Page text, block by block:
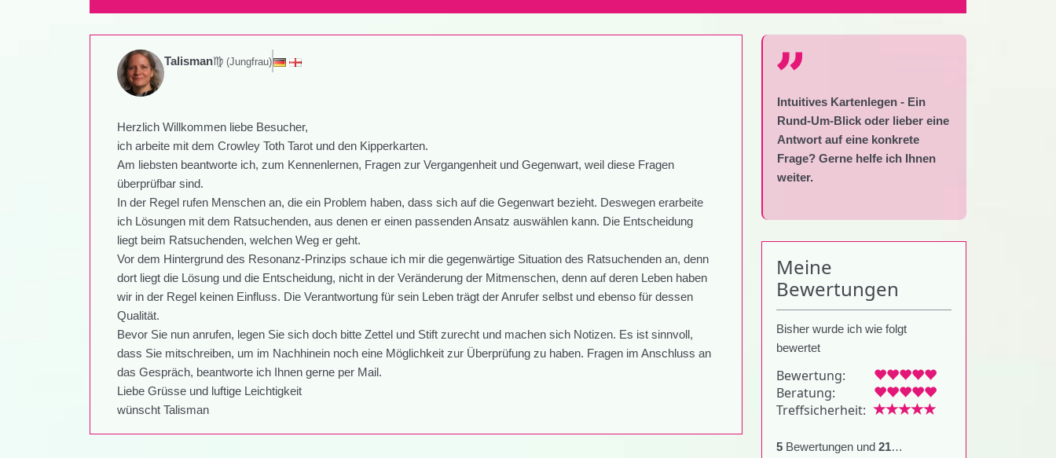
Talisman♍ (Jungfrau)
Herzlich Willkommen liebe Besucher,
ich arbeite mit dem Crowley Toth Tarot und den Kipperkarten.
Am liebsten beantworte ich, zum Kennenlernen, Fragen zur Vergangenheit und Gegenwart, weil diese Fragen
überprüfbar sind.
In der Regel rufen Menschen an, die ein Problem haben, dass sich auf die Gegenwart bezieht. Deswegen erarbeite
ich Lösungen mit dem Ratsuchenden, aus denen er einen passenden Ansatz auswählen kann. Die Entscheidung
liegt beim Ratsuchenden, welchen Weg er geht.
Vor dem Hintergrund des Resonanz-Prinzips schaue ich mir die gegenwärtige Situation des Ratsuchenden an, denn
dort liegt die Lösung und die Entscheidung, nicht in der Veränderung der Mitmenschen, denn auf deren Leben haben
wir in der Regel keinen Einfluss. Die Verantwortung für sein Leben trägt der Anrufer selbst und ebenso für dessen
Qualität.
Bevor Sie nun anrufen, legen Sie sich doch bitte Zettel und Stift zurecht und machen sich Notizen. Es ist sinnvoll,
dass Sie mitschreiben, um im Nachhinein noch eine Möglichkeit zur Überprüfung zu haben. Fragen im Anschluss an
das Gespräch, beantworte ich Ihnen gerne per Mail.
Liebe Grüsse und luftige Leichtigkeit
wünscht Talisman
Intuitives Kartenlegen - Ein
Rund-Um-Blick oder lieber eine
Antwort auf eine konkrete
Frage? Gerne helfe ich Ihnen
weiter.
Meine
Bewertungen
Bisher wurde ich wie folgt
bewertet
Bewertung:
Beratung:
Treffsicherheit:
5 Bewertungen und 21